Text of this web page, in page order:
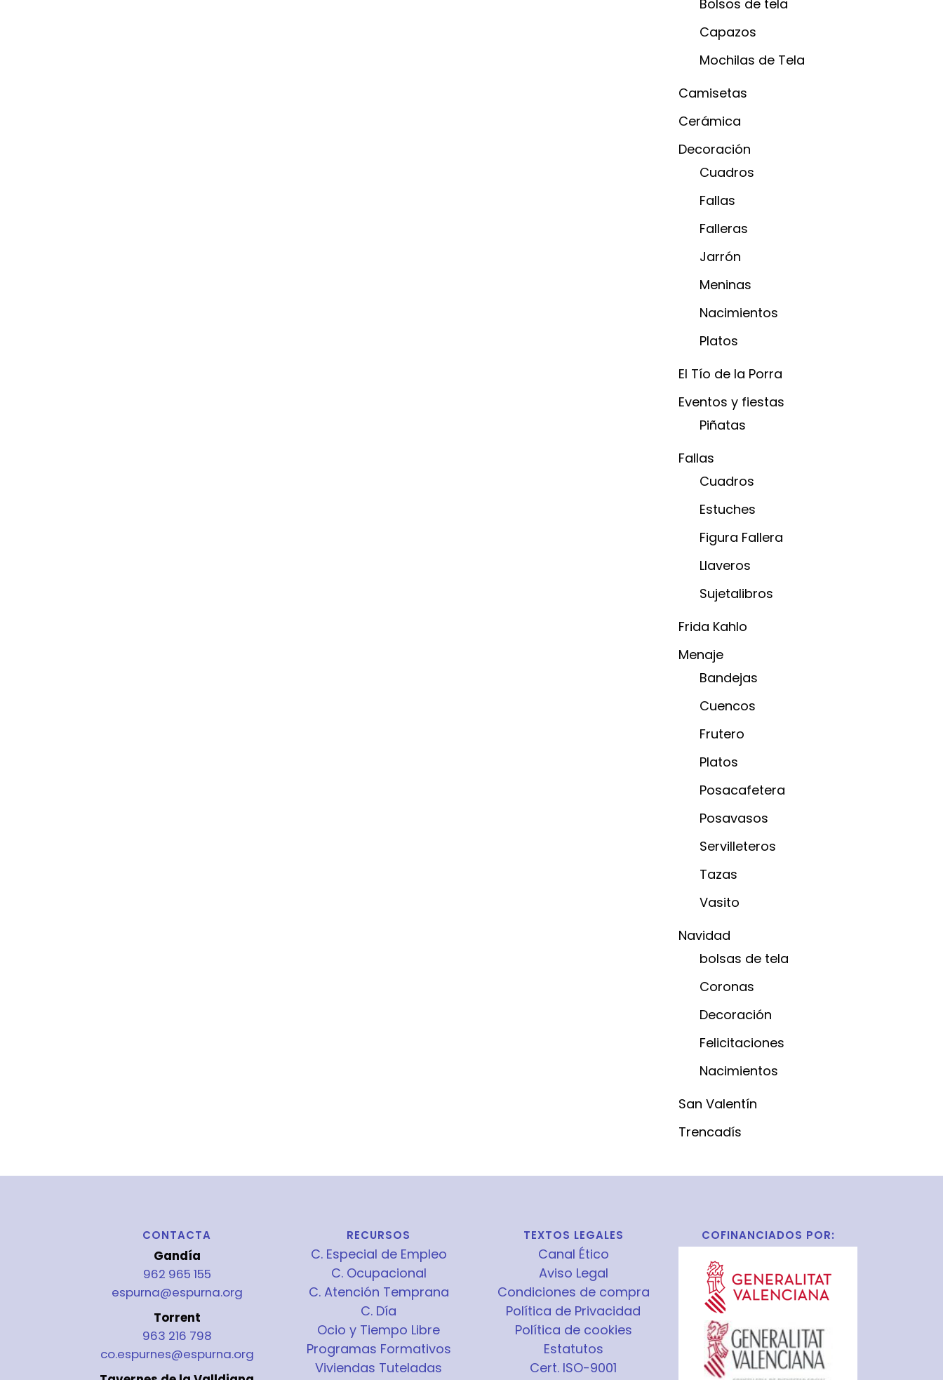
Bolsos de tela
Capazos
Mochilas de Tela
Camisetas
Cerámica
Decoración
Cuadros
Fallas
Falleras
Jarrón
Meninas
Nacimientos
Platos
El Tío de la Porra
Eventos y fiestas
Piñatas
Fallas
Cuadros
Estuches
Figura Fallera
Llaveros
Sujetalibros
Frida Kahlo
Menaje
Bandejas
Cuencos
Frutero
Platos
Posacafetera
Posavasos
Servilleteros
Tazas
Vasito
Navidad
bolsas de tela
Coronas
Decoración
Felicitaciones
Nacimientos
San Valentín
Trencadís
CONTACTA
Gandía
962 965 155
espurna@espurna.org
Torrent
963 216 798
co.espurnes@espurna.org
RECURSOS
C. Especial de Empleo
C. Ocupacional
C. Atención Temprana
C. Día
Ocio y Tiempo Libre
Programas Formativos
Viviendas Tuteladas
TEXTOS LEGALES
Canal Ético
Aviso Legal
Condiciones de compra
Política de Privacidad
Política de cookies
Estatutos
Cert. ISO-9001
COFINANCIADOS POR: